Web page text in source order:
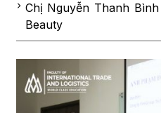
Chị Nguyễn Thanh
Beauty